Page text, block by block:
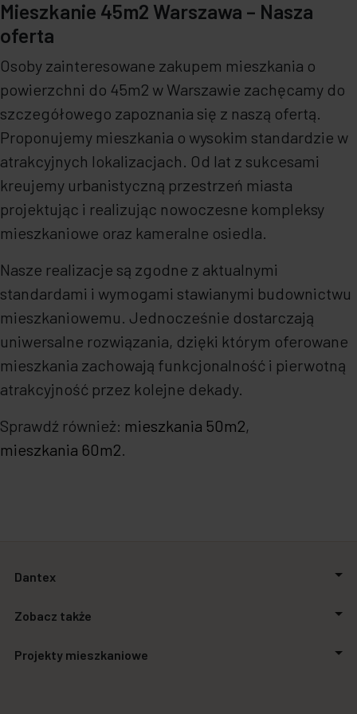
Mieszkanie 45m2 Warszawa – Nasza
oferta
Osoby zainteresowane zakupem mieszkania o
powierzchni do 45m2 w Warszawie zachęcamy do
szczegółowego zapoznania się z naszą ofertą.
Proponujemy mieszkania o wysokim standardzie w
atrakcyjnych lokalizacjach. Od lat z sukcesami
kreujemy urbanistyczną przestrzeń miasta
projektując i realizując nowoczesne kompleksy
mieszkaniowe oraz kameralne osiedla.
Nasze realizacje są zgodne z aktualnymi
standardami i wymogami stawianymi budownictwu
mieszkaniowemu. Jednocześnie dostarczają
uniwersalne rozwiązania, dzięki którym oferowane
mieszkania zachowają funkcjonalność i pierwotną
atrakcyjność przez kolejne dekady.
Sprawdź również: mieszkania 50m2,
mieszkania 60m2.
Dantex
Relacje inwestorskie
Biuro prasowe
Zobacz także
Zakupimy grunty
Projekty mieszkaniowe